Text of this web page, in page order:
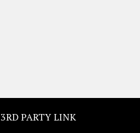
3RD PARTY LINK